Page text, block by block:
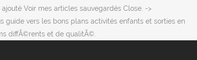
Voir mes articles sauvegardés Close. ->
guide vers les bons plans activités enfants et sorties en
diffÃ©rents et de qualitÃ©.